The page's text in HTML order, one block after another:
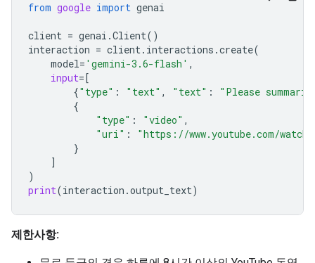
from google import genai
client = genai .Client()
interaction = client. interactions .create(
model= 'gemini-3.6-flash' ,
input=[
{"type" : "text" , "text" :
"Please
{
"type" : "video" ,
"uri" :
"https://www.youtube.com/
}
]
)
print(interaction .output_text)
제한사항: